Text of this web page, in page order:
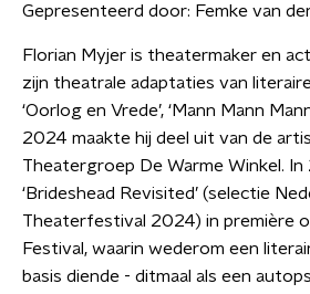
Gepresenteerd door: Femke van
Florian Myjer is theatermaker en
zijn theatrale adaptaties van
‘Oorlog en Vrede’, ‘Mann Mann
2024 maakte hij deel uit van de
Theatergroep De Warme Winkel.
‘Brideshead Revisited’ (selectie
Theaterfestival 2024) in première
Festival, waarin wederom een
basis diende - ditmaal als een